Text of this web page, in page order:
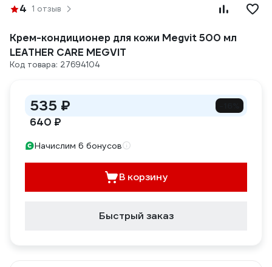
4 1 отзыв
Крем-кондиционер для кожи Megvit 500 мл
LEATHER CARE MEGVIT
Код товара: 27694104
535 ₽
640 ₽
Начислим 6 бонусов
В корзину
Быстрый заказ